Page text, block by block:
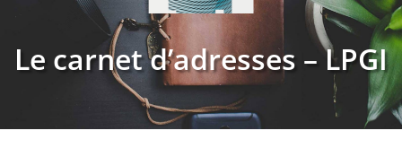
Le carnet d’adresses – LPGI